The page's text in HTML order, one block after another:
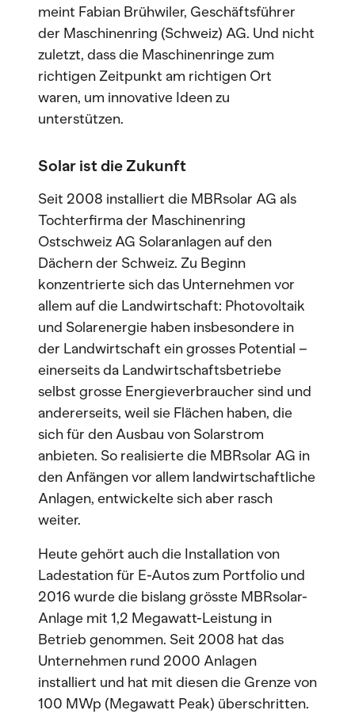
meint Fabian Brühwiler, Geschäftsführer
der Maschinenring (Schweiz) AG. Und nicht
zuletzt, dass die Maschinenringe zum
richtigen Zeitpunkt am richtigen Ort
waren, um innovative Ideen zu
unterstützen.
Solar ist die Zukunft
Seit 2008 installiert die MBRsolar AG als
Tochterfirma der Maschinenring
Ostschweiz AG Solaranlagen auf den
Dächern der Schweiz. Zu Beginn
konzentrierte sich das Unternehmen vor
allem auf die Landwirtschaft: Photovoltaik
und Solarenergie haben insbesondere in
der Landwirtschaft ein grosses Potential –
einerseits da Landwirtschaftsbetriebe
selbst grosse Energieverbraucher sind und
andererseits, weil sie Flächen haben, die
sich für den Ausbau von Solarstrom
anbieten. So realisierte die MBRsolar AG in
den Anfängen vor allem landwirtschaftliche
Anlagen, entwickelte sich aber rasch
weiter.
Heute gehört auch die Installation von
Ladestation für E-Autos zum Portfolio und
2016 wurde die bislang grösste MBRsolar-
Anlage mit 1,2 Megawatt-Leistung in
Betrieb genommen. Seit 2008 hat das
Unternehmen rund 2000 Anlagen
installiert und hat mit diesen die Grenze von
100 MWp (Megawatt Peak) überschritten.